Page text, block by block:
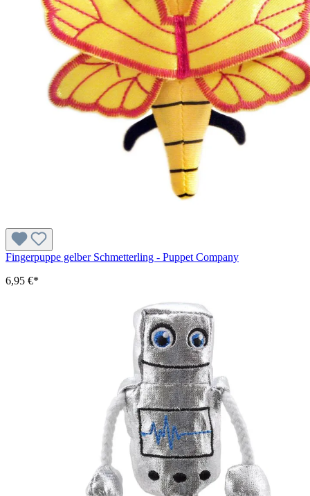
Fingerpuppe gelber Schmetterling - Puppet Company
6,95 €*